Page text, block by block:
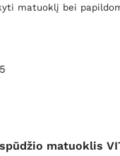
matuoklį bei
matuoklis